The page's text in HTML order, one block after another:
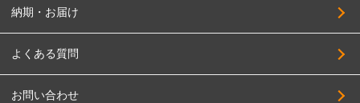
納期・お届け
よくある質問
お問い合わせ